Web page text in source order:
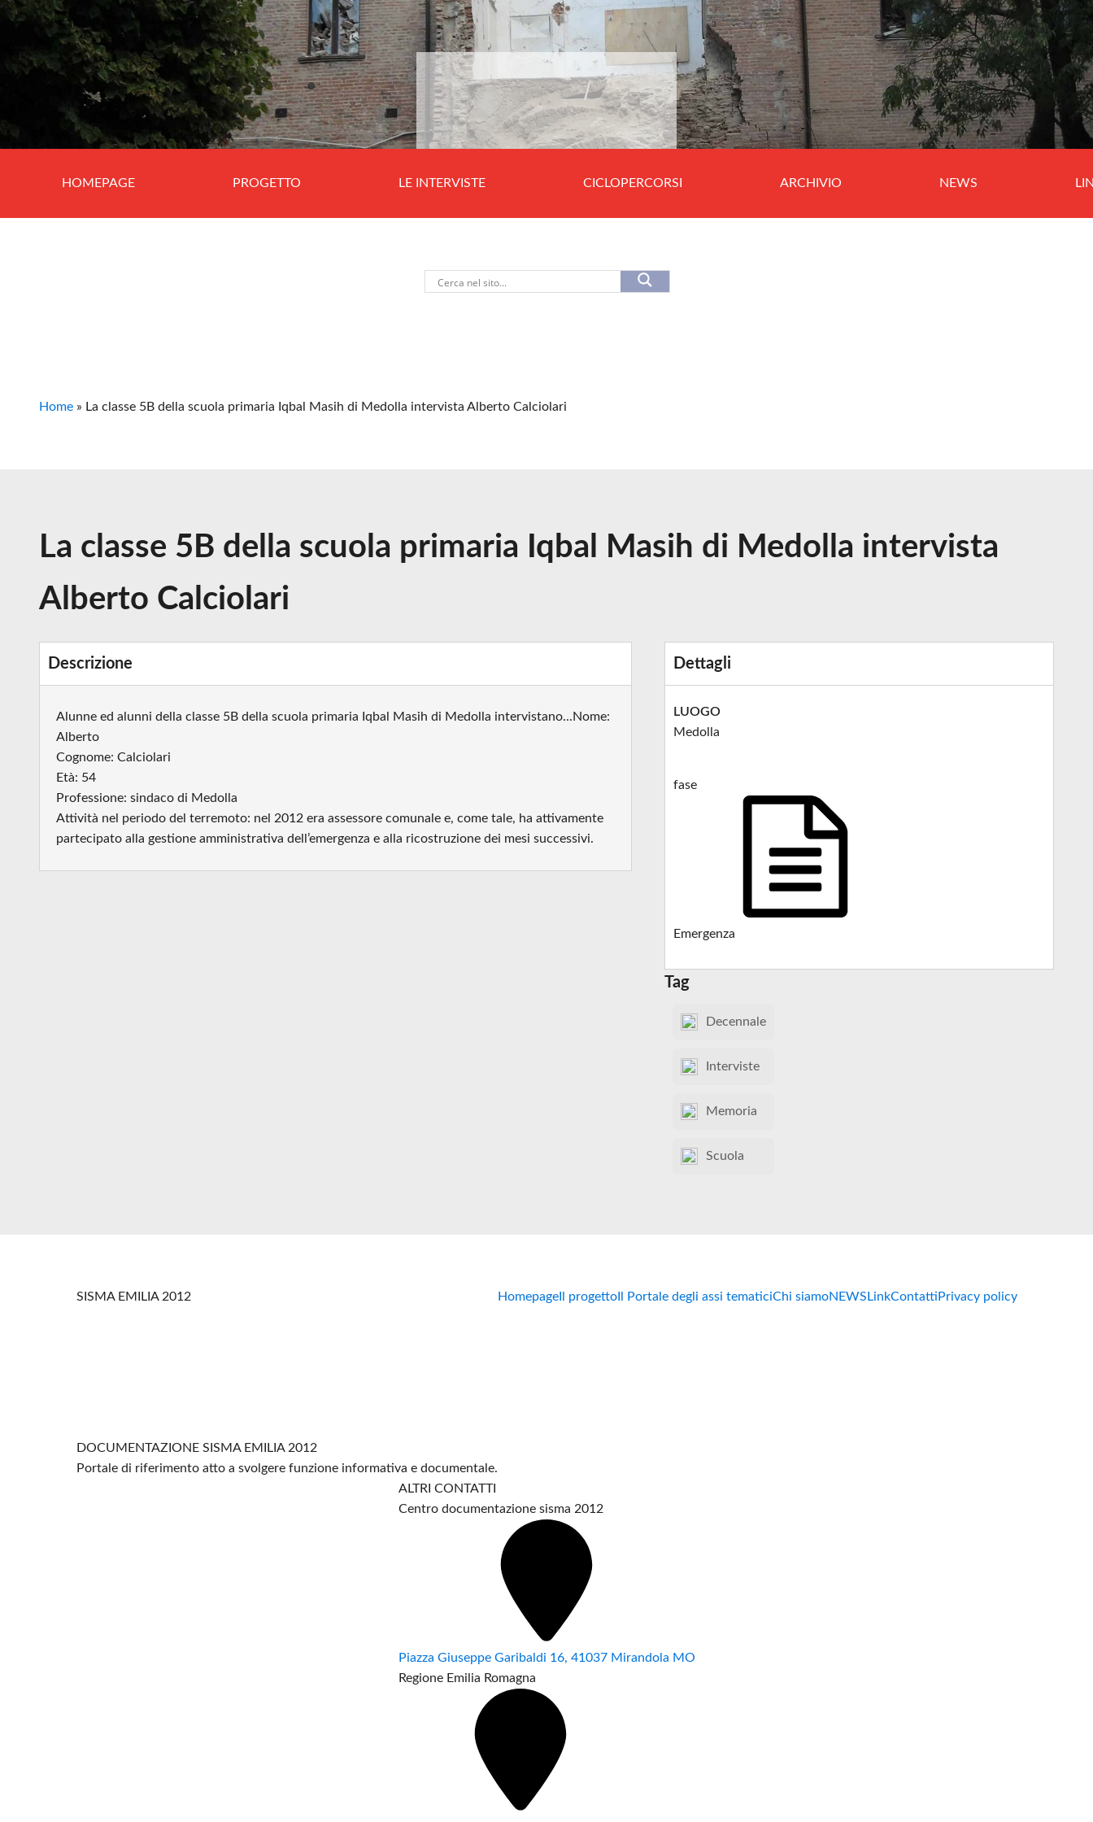
HOMEPAGE PROGETTO LE INTERVISTE CICLOPERCORSI ARCHIVIO NEWS
Home » La classe 5B della scuola primaria Iqbal Masih di Medolla intervista Alberto Calciolari
La classe 5B della scuola primaria Iqbal Masih di Medolla intervista
Alberto Calciolari
Descrizione
Alunne ed alunni della classe 5B della scuola primaria Iqbal Masih di Medolla intervistano...Nome:
Alberto
Cognome: Calciolari
Età: 54
Professione: sindaco di Medolla
Attività nel periodo del terremoto: nel 2012 era assessore comunale e, come tale, ha attivamente
partecipato alla gestione amministrativa dell’emergenza e alla ricostruzione dei mesi successivi.
Dettagli
LUOGO
Medolla
fase
Emergenza
Tag
Decennale
Interviste
Memoria
Scuola
SISMA EMILIA 2012
DOCUMENTAZIONE SISMA EMILIA 2012
Portale di riferimento atto a svolgere funzione informativa e documentale.
HomepageIl progettoIl Portale degli assi tematiciChi siamoNEWS LinkContatti Privacy policy
ALTRI CONTATTI
Centro documentazione sisma 2012
Piazza Giuseppe Garibaldi 16, 41037 Mirandola MO
Regione Emilia Romagna